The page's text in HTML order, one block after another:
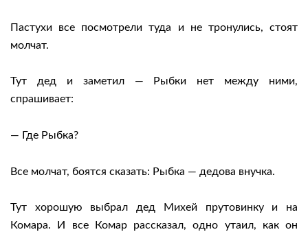
Пастухи все посмотрели туда и не тронулись, стоят
молчат.
Тут дед и заметил — Рыбки нет между ними,
спрашивает:
— Где Рыбка?
Все молчат, боятся сказать: Рыбка — дедова внучка.
Тут хорошую выбрал дед Михей прутовинку и на
Комара. И все Комар рассказал, одно утаил, как он